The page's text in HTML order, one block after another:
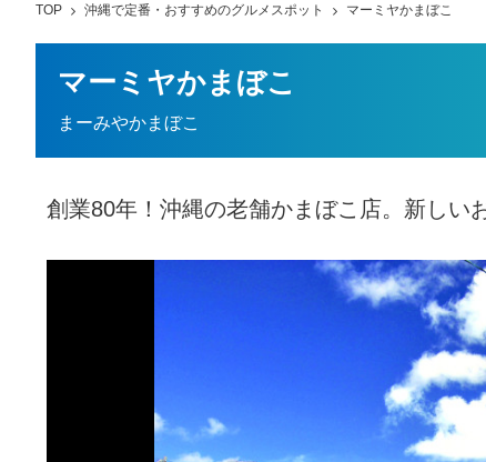
TOP 沖縄で定番・おすすめのグルメスポット マーミヤかまぼこ
マーミヤかまぼこ
まーみやかまぼこ
創業80年！沖縄の老舗かまぼこ店。新しい